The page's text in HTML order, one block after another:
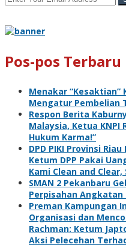
Pos-pos Terbaru
Menakar
Mengatur Pembelian
Respon Berita
Malaysia, Ketua KNPI
Hukum Karma!”
DPD PIKI Provinsi
Ketum DPP Pakai
Kami Clean and Clear,
SMAN 2 Pekanbaru
Perpisahan Angkatan
Preman Kampungan
Organisasi dan
Rachman: Ketum
Aksi Pelecehan